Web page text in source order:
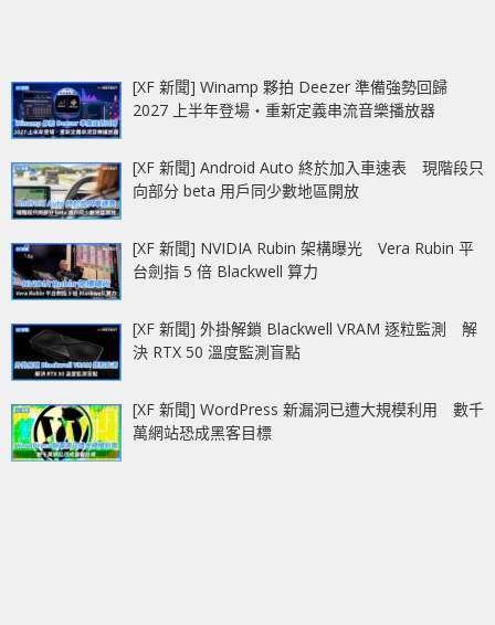
[XF 新聞] Winamp 夥拍 Deezer 準備強勢回歸
2027 上半年登場‧重新定義串流音樂播放器
[XF 新聞] Android Auto 終於加入車速表 現階段只
向部分 beta 用戶同少數地區開放
[XF 新聞] NVIDIA Rubin 架構曝光 Vera Rubin 平
台劍指 5 倍 Blackwell 算力
[XF 新聞] 外掛解鎖 Blackwell VRAM 逐粒監測 解
決 RTX 50 溫度監測盲點
[XF 新聞] WordPress 新漏洞已遭大規模利用 數千
萬網站恐成黑客目標